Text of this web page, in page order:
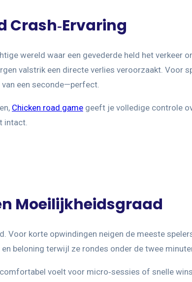
Crash‑Ervaring
wereld waar een gevederde held het verkeer
valstrik een directe verlies veroorzaakt. Voor
een seconde—perfect.
Chicken road game geeft je volledige controle
intact.
Moeilijkheidsgraad
korte opwindingen neigen de meeste
beloning terwijl ze rondes onder de twee
voelt voor micro‑sessies of snelle